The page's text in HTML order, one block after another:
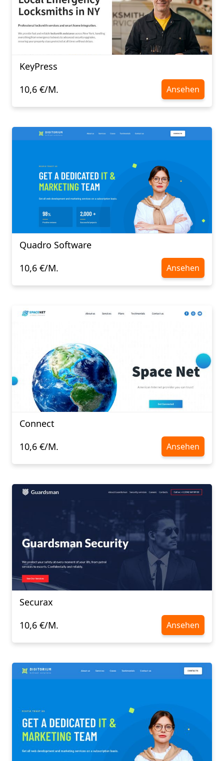
KeyPress
10,6 €/M.
Ansehen
Quadro Software
10,6 €/M.
Ansehen
Connect
10,6 €/M.
Ansehen
Securax
10,6 €/M.
Ansehen